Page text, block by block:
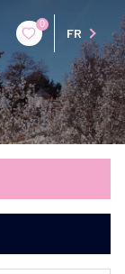
0
FR